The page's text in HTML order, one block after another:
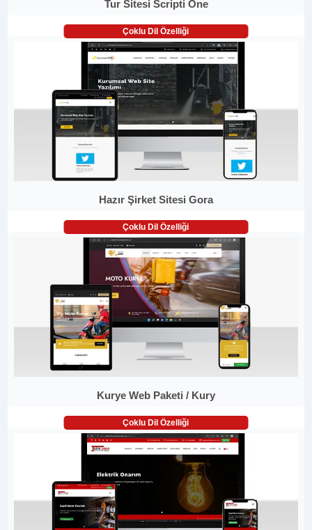
Tur Sitesi Scripti One
Çoklu Dil Özelliği
Hazır Şirket Sitesi Gora
Çoklu Dil Özelliği
Kurye Web Paketi / Kury
Çoklu Dil Özelliği